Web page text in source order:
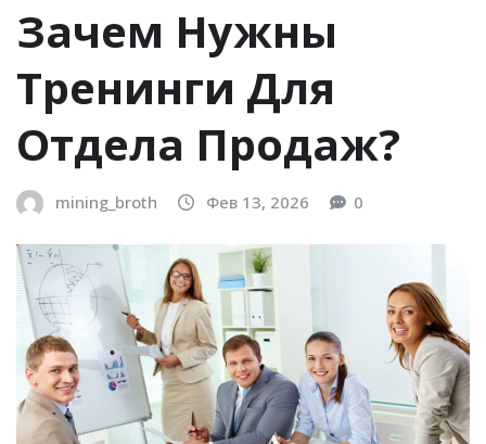
Зачем Нужны
Тренинги Для
Отдела Продаж?
mining_broth Фев 13, 2026 0